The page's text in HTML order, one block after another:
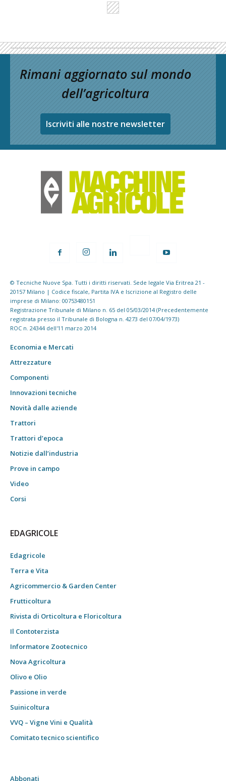
Rimani aggiornato sul mondo
dell’agricoltura
Iscriviti alle nostre newsletter
© Tecniche Nuove Spa. Tutti i diritti riservati. Sede legale Via Eritrea 21 -
20157 Milano | Codice fiscale, Partita IVA e Iscrizione al Registro delle
imprese di Milano: 00753480151
Registrazione Tribunale di Milano n. 65 del 05/03/2014 (Precedentemente
registrata presso il Tribunale di Bologna n. 4273 del 07/04/1973)
ROC n. 24344 dell'11 marzo 2014
Economia e Mercati
Attrezzature
Componenti
Innovazioni tecniche
Novità dalle aziende
Trattori
Trattori d’epoca
Notizie dall’industria
Prove in campo
Video
Corsi
EDAGRICOLE
Edagricole
Terra e Vita
Agricommercio & Garden Center
Frutticoltura
Rivista di Orticoltura e Floricoltura
Il Contoterzista
Informatore Zootecnico
Nova Agricoltura
Olivo e Olio
Passione in verde
Suinicoltura
VVQ – Vigne Vini e Qualità
Comitato tecnico scientifico
Abbonati